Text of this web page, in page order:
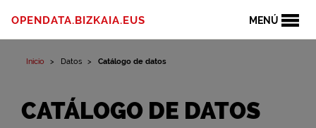
MENÚ
OPENDATA.BIZKAIA.EUS
Inicio Datos Catálogo de datos
CATÁLOGO DE DATOS